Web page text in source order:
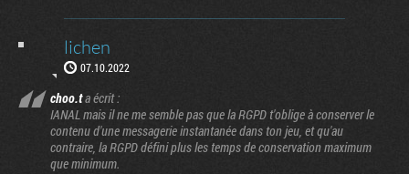
lichen
07.10.2022
choo.ta écrit :
IANAL mais il ne me semble pas que la RGPD t'oblige à conserver le
contenu d'une messagerie instantanée dans ton jeu, et qu'au
contraire, la RGPD défini plus les temps de conservation maximum
que minimum.